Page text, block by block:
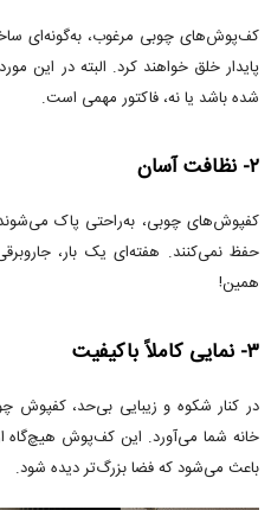
کف‌پوش‌های چوبی مرغوب، به‌گونه‌ای
پایدار خلق خواهند کرد. البته در این
شده باشد یا نه، فاکتور مهمی است.
۲- نظافت آسان
کفپوش‌های چوبی، به‌راحتی پاک
حفظ نمی‌کنند. هفته‌ای یک بار،
همین!
۳- نمایی کاملاً باکیفیت
در کنار شکوه و زیبایی بی‌حد، کفپوش
خانه شما می‌آورد. این کف‌پوش هیچ‌گاه
باعث می‌شود که فضا بزرگ‌تر دیده شود.